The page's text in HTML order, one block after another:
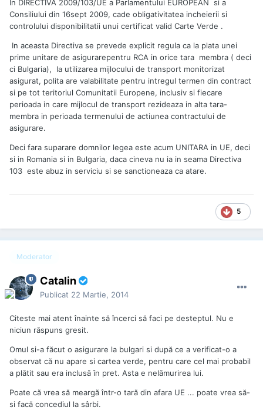
In DIRECTIVA 2009/103/UE a Parlamentului EUROPEAN si a
Consiliului din 16sept 2009, cade obligativitatea incheierii si
controlului disponibilitatii unui certificat valid Carte Verde .
In aceasta Directiva se prevede explicit regula ca la plata unei
prime unitare de asigurarepentru RCA in orice tara membra ( deci
ci Bulgaria), la utilizarea mijlocului de transport monitorizat
asigurat, polita are valabilitate pentru intregul termen din contract
si pe tot teritoriul Comunitatii Europene, inclusiv si fiecare
perioada in care mijlocul de transport rezideaza in alta tara-
membra in perioada termenului de actiunea contractului de
asigurare.
Deci fara suparare domnilor legea este acum UNITARA in UE, deci
si in Romania si in Bulgaria, daca cineva nu ia in seama Directiva
103 este abuz in serviciu si se sanctioneaza ca atare.
5
Moderator
Catalin
Publicat 22 Martie, 2014
Citeste mai atent înainte să încerci să faci pe desteptul. Nu e
niciun răspuns gresit.
Omul si-a făcut o asigurare la bulgari si după ce a verificat-o a
observat că nu apare si cartea verde, pentru care cel mai probabil
a plătit sau era inclusă în pret. Asta e nelămurirea lui.
Poate că vrea să meargă într-o tară din afara UE ... poate vrea să-
si facă concediul la sârbi.